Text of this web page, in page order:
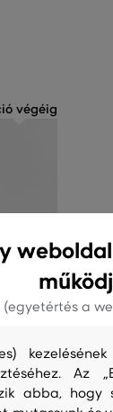
végéig
(egyetértés a
Az
abba, hogy